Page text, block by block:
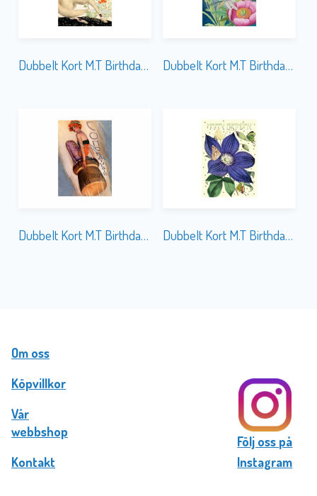
Dubbelt Kort M.T Birthday HB176 Glitter Dubbelt Kort M.T Birthday HB229
Dubbelt Kort M.T Birthday WT021 Dubbelt Kort M.T Birthday HB182 Glitter
Om oss
Köpvillkor
Vår
webbshop
Kontakt
Följ oss på
Instagram